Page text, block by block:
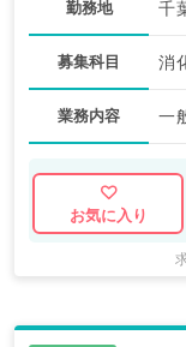
勤務地 千
募集科目 消
業務内容
お気に入り